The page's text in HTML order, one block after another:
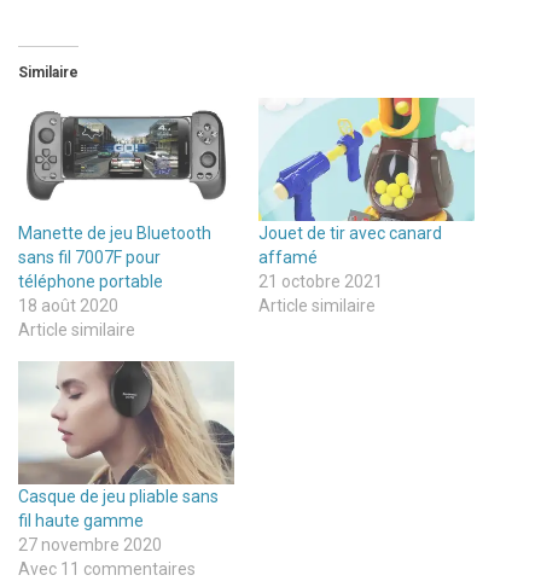
Similaire
Manette de jeu Bluetooth
sans fil 7007F pour
téléphone portable
18 août 2020
Article similaire
Jouet de tir avec canard
affamé
21 octobre 2021
Article similaire
Casque de jeu pliable sans
fil haute gamme
27 novembre 2020
Avec 11 commentaires